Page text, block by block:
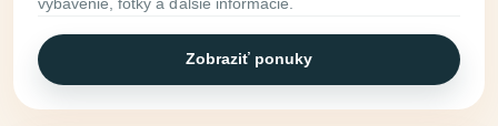
Zobraziť ponuky